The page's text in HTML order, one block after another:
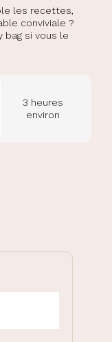
les recettes,
conviviale ?
bag si vous le
3 heures
environ